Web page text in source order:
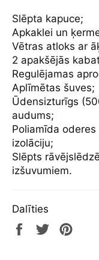
Slēpta kapuce;
Apkaklei un
Vētras atloks ar
2 apakšējās
Regulējamas
Aplīmētas šuves;
Ūdensizturīgs
audums;
Poliamīda
izolāciju;
Slēpts
izšuvumiem.
Dalīties
Share Tweet